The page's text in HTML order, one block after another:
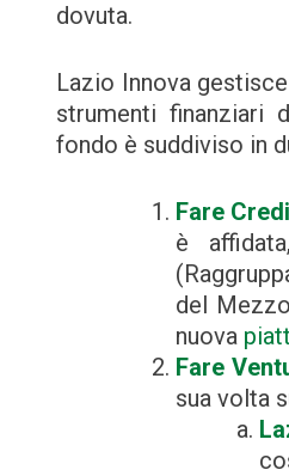
dovuta.
Lazio Innova
strumenti finanziari
fondo è suddiviso in
Fare
è
del
nuova
Fare
sua volta